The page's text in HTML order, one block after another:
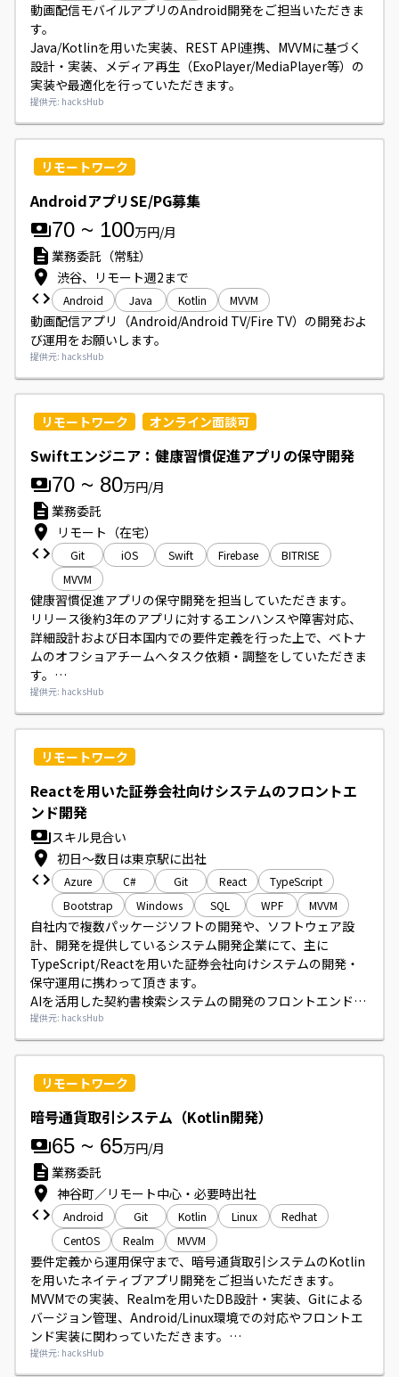
動画配信モバイルアプリのAndroid開発をご担当いただきま
す。
Java/Kotlinを用いた実装、REST API連携、MVVMに基づく
設計・実装、メディア再生（ExoPlayer/MediaPlayer等）の
実装や最適化を行っていただきます。
提供元: hacksHub
リモートワーク
AndroidアプリSE/PG募集
70 ~ 100万円/月
業務委託（常駐）
渋谷、リモート週2まで
Android Java Kotlin MVVM
動画配信アプリ（Android/Android TV/Fire TV）の開発およ
び運用をお願いします。
提供元: hacksHub
リモートワーク オンライン面談可
Swiftエンジニア：健康習慣促進アプリの保守開発
70 ~ 80万円/月
業務委託
リモート（在宅）
Git iOS Swift Firebase
BITRISE
MVVM
健康習慣促進アプリの保守開発を担当していただきます。
リリース後約3年のアプリに対するエンハンスや障害対応、
詳細設計および日本国内での要件定義を行った上で、ベトナ
ムのオフショアチームへタスク依頼・調整をしていただきま
す。
開発はiOS（Swift）で、REST APIの利用やMVVMアーキテク
チャを想定しております。
提供元: hacksHub
リモートワーク
Reactを用いた証券会社向けシステムのフロントエ
ンド開発
スキル見合い
初日～数日は東京駅に出社
Azure C# Git React
TypeScript
Bootstrap
Windows SQL WPF MVVM
自社内で複数パッケージソフトの開発や、ソフトウェア設
計、開発を提供しているシステム開発企業にて、主に
TypeScript/Reactを用いた証券会社向けシステムの開発・
保守運用に携わって頂きます。
AIを活用した契約書検索システムの開発のフロントエンド開
発をお願いします。
提供元: hacksHub
リモートワーク
暗号通貨取引システム（Kotlin開発）
65 ~ 65万円/月
業務委託
神谷町／リモート中心・必要時出社
Android Git Kotlin Linux
Redhat
CentOS
Realm MVVM
要件定義から運用保守まで、暗号通貨取引システムのKotlin
を用いたネイティブアプリ開発をご担当いただきます。
MVVMでの実装、Realmを用いたDB設計・実装、Gitによる
バージョン管理、Android/Linux環境での対応やフロントエ
ンド実装に関わっていただきます。
リモートワーク中心ですが、必要に応じて出社いただく場合
提供元: hacksHub